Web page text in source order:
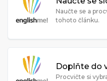
Naučte se a
tohoto článku.
Doplňte do
Procvičte si